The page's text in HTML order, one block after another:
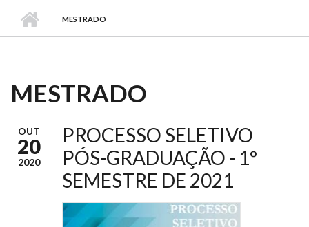
MESTRADO
MESTRADO
OUT
20
2020
PROCESSO SELETIVO
PÓS-GRADUAÇÃO - 1º
SEMESTRE DE 2021